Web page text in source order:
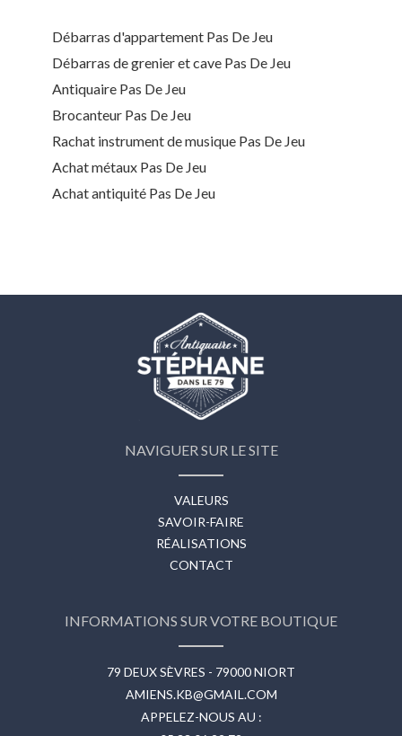
Débarras d'appartement Pas De Jeu
Débarras de grenier et cave Pas De Jeu
Antiquaire Pas De Jeu
Brocanteur Pas De Jeu
Rachat instrument de musique Pas De Jeu
Achat métaux Pas De Jeu
Achat antiquité Pas De Jeu
NAVIGUER SUR LE SITE
VALEURS
SAVOIR-FAIRE
RÉALISATIONS
CONTACT
INFORMATIONS SUR VOTRE BOUTIQUE
79 DEUX SÈVRES - 79000 NIORT
AMIENS.KB@GMAIL.COM
APPELEZ-NOUS AU :